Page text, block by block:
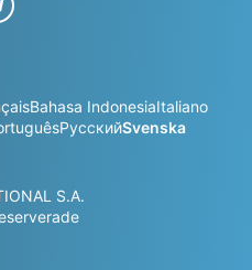
Bahasa IndonesiaItaliano
РусскийSvenska
S.A.